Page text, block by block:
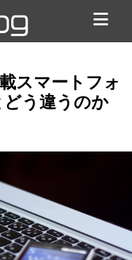
スマートフォ
う違うのか